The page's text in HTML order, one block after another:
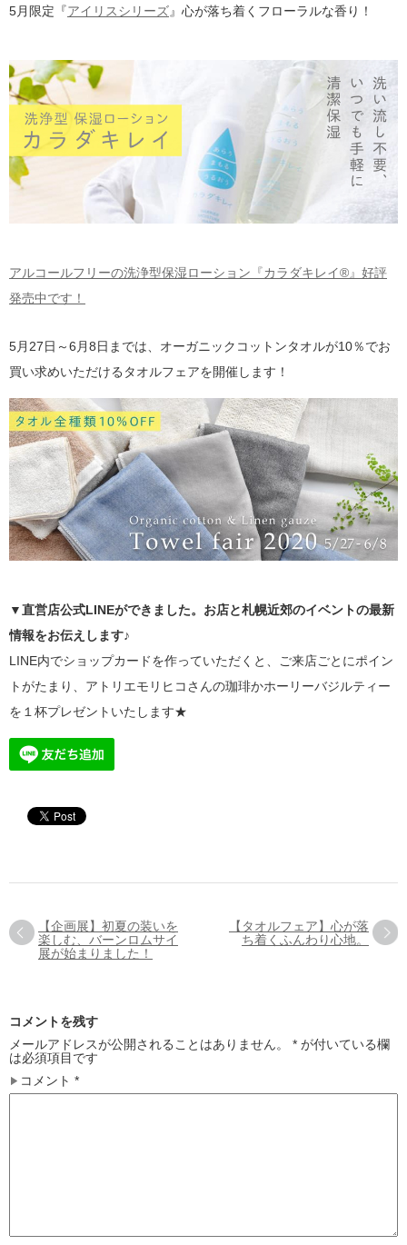
5月限定『アイリスシリーズ』心が落ち着くフローラルな香り！
アルコールフリーの洗浄型保湿ローション『カラダキレイ®』好評
発売中です！
5月27日～6月8日までは、オーガニックコットンタオルが10％でお
買い求めいただけるタオルフェアを開催します！
▼直営店公式LINEができました。お店と札幌近郊のイベントの最新
情報をお伝えします♪
LINE内でショップカードを作っていただくと、ご来店ごとにポイン
トがたまり、アトリエモリヒコさんの珈琲かホーリーバジルティー
を１杯プレゼントいたします★
【企画展】初夏の装いを
楽しむ、バーンロムサイ
展が始まりました！
【タオルフェア】心が落
ち着くふんわり心地。
コメントを残す
メールアドレスが公開されることはありません。
* が付いている欄
は必須項目です
コメント *